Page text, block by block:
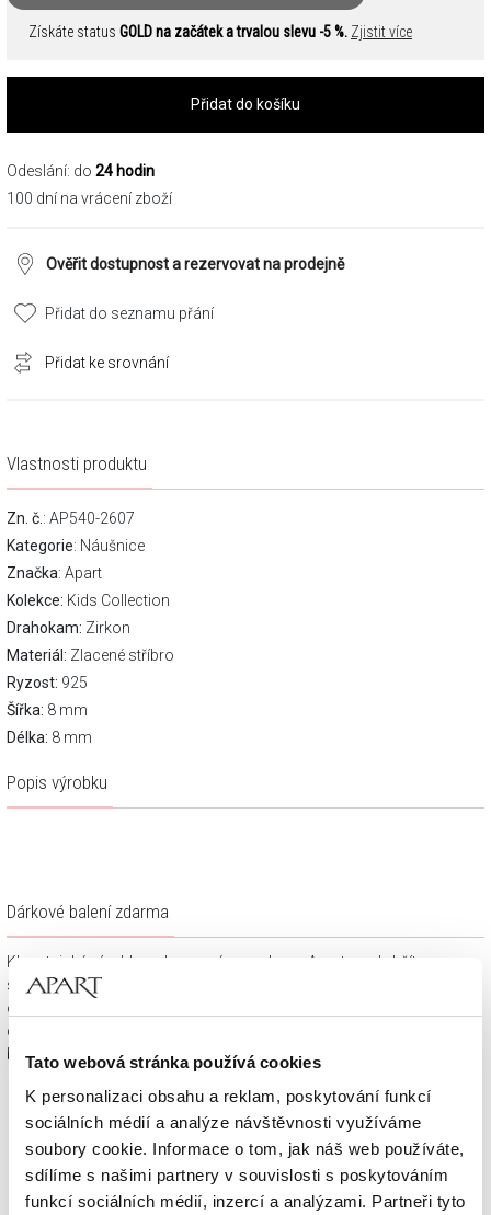
Tato webová stránka používá cookies
K personalizaci obsahu a reklam, poskytování funkcí
sociálních médií a analýze návštěvnosti využíváme
soubory cookie. Informace o tom, jak náš web používáte,
sdílíme s našimi partnery v souvislosti s poskytováním
funkcí sociálních médií, inzercí a analýzami. Partneři tyto
Získáte status GOLD na začátek a trvalou slevu -5 %. Zjistit více
Přidat do košíku
Odeslání: do 24 hodin
100 dní na vrácení zboží
Ověřit dostupnost a rezervovat na prodejně
Přidat do seznamu přání
Přidat ke srovnání
Vlastnosti produktu
Zn. č. : AP540-2607
Kategorie: Náušnice
Značka: Apart
Kolekce: Kids Collection
Drahokam: Zirkon
Materiál: Zlacené stříbro
Ryzost: 925
Šířka: 8 mm
Délka: 8 mm
Popis výrobku
Dárkové balení zdarma
Klenotnické výrobky zakoupené na e-shopu Apart.cz obdržíte
spolu s dárkovou krabičkou a taštičkou – v závislosti na
objednaném sortimentu. Váš nákup se tak stane krásným
dárkem, který můžete bez dalších příprav věnovat svým
blízkým.